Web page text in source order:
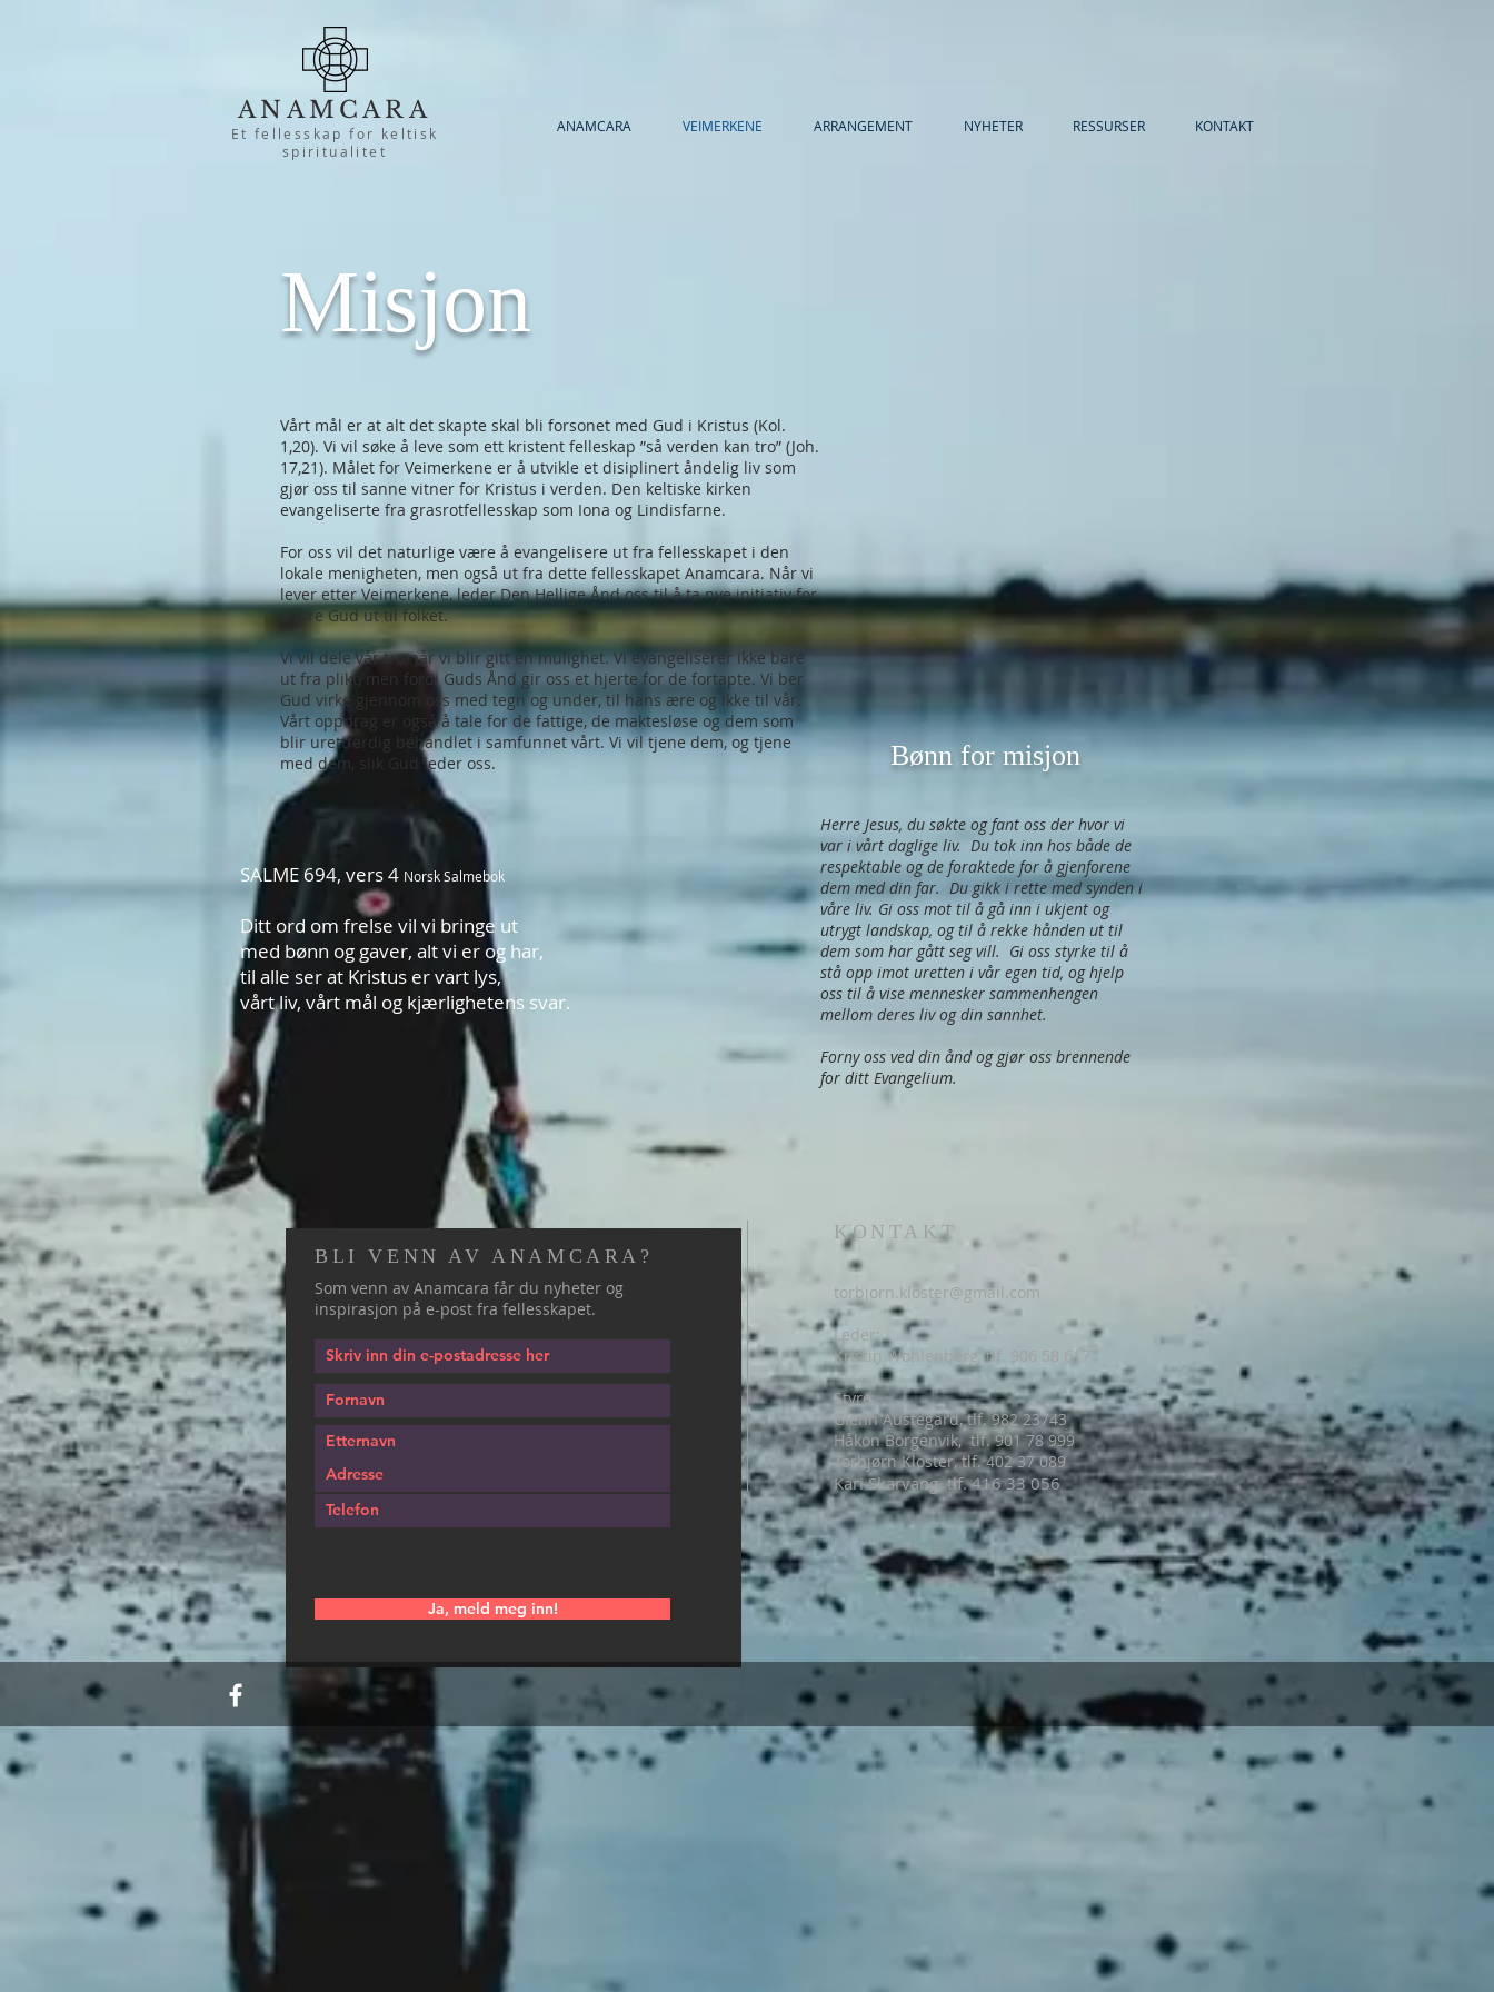
ANAMCARA
Et fellesskap for keltisk
spiritualitet
ANAMCARA VEIMERKENE ARRANGEMENT NYHETER RESSURSER KONTAKT
Misjon
Vårt mål er at alt det skapte skal bli forsonet med Gud i Kristus (Kol.
1,20). Vi vil søke å leve som ett kristent felleskap ”så verden kan tro” (Joh.
17,21). Målet for Veimerkene er å utvikle et disiplinert åndelig liv som
gjør oss til sanne vitner for Kristus i verden. Den keltiske kirken
evangeliserte fra grasrotfellesskap som Iona og Lindisfarne.
For oss vil det naturlige være å evangelisere ut fra fellesskapet i den
lokale menigheten, men også ut fra dette fellesskapet Anamcara. Når vi
lever etter Veimerkene, leder Den Hellige Ånd oss til å ta nye initiativ for
å føre Gud ut til folket.
Vi vil dele vår tro når vi blir gitt en mulighet. Vi evangeliserer ikke bare
ut fra plikt, men fordi Guds Ånd gir oss et hjerte for de fortapte. Vi ber
Gud virke gjennom oss med tegn og under, til hans ære og ikke til vår.
Vårt oppdrag er også å tale for de fattige, de maktesløse og dem som
blir urettferdig behandlet i samfunnet vårt. Vi vil tjene dem, og tjene
med dem, slik Gud leder oss.
Bønn for misjon
SALME 694, vers 4 Norsk Salmebok
Ditt ord om frelse vil vi bringe ut
med bønn og gaver, alt vi er og har,
til alle ser at Kristus ervart lys,
vårt liv, vårt mål og kjærlighetens svar.
Herre Jesus, du søkte og fant oss der hvor vi
var i vårt daglige liv. Du tok inn hos både de
respektable og de foraktede for å gjenforene
dem med din far. Du gikk i rette med synden i
våre liv. Gi oss mot til å gå inn i ukjent og
utrygt landskap, og til å rekke hånden ut til
dem som har gått seg vill. Gi oss styrke til å
stå opp imot uretten i vår egen tid, og hjelp
oss til å vise mennesker sammenhengen
mellom deres liv og din sannhet.
Forny oss ved din ånd og gjør oss brennende
for ditt Evangelium.
BLI VENN AV ANAMCARA?
Som venn av Anamcara får du nyheter og
inspirasjon på e-post fra fellesskapet.
Ja, meld meg inn!
KONTAKT
torbjorn.kloster@gmail.com
Leder:
Kristin Wohlenberg, tlf. 906 58 617
Styre:
Glenn Austegard, tlf. 982 23743
Håkon Borgenvik, tlf. 901 78 999
Torbjørn Kloster, tlf. 402 37 089
Kari Skarvang, tlf. 416 33 056